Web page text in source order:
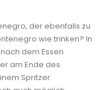
der ebenfalls zu
wie trinken? In
dem Essen
am Ende des
Spritzer